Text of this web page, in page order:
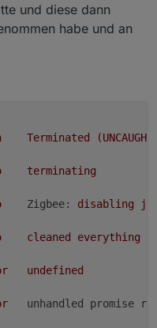
was dabei.
und diese dann
habe und an
Terminated
terminating
Zigbee: disabling
cleaned everything
undefined
unhandled promise